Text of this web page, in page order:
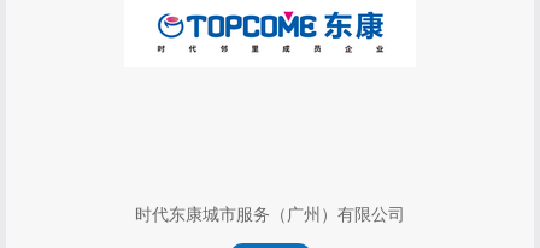
时代东康城市服务（广州）有限公司